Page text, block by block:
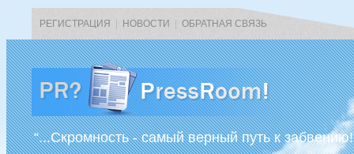
РЕГИСТРАЦИЯ НОВОСТИ ОБРАТНАЯ СВЯЗЬ
“...Скромность - самый верный путь к